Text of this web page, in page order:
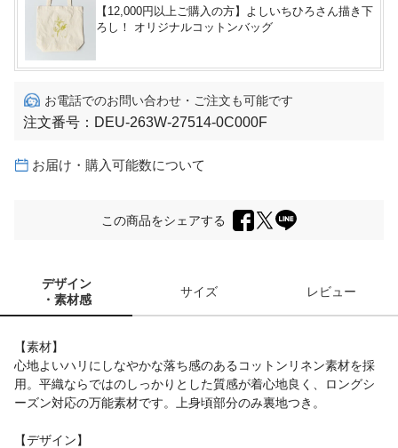
【12,000円以上ご購入の方】よしいちひろさん描き下
ろし！ オリジナルコットンバッグ
お電話でのお問い合わせ・ご注文も可能です
注文番号： DEU-263W-27514-0C000F
お届け・購入可能数について
この商品をシェアする
デザイン
・素材感
サイズ レビュー
【素材】
心地よいハリにしなやかな落ち感のあるコットンリネン素材を採
用。平織ならではのしっかりとした質感が着心地良く、ロングシ
ーズン対応の万能素材です。上身頃部分のみ裏地つき。
【デザイン】